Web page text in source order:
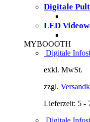
Digitale
LED
MYBOOOTH
Digitale
exkl. MwSt.
zzgl.
Lieferzeit: 5 -
Digitale